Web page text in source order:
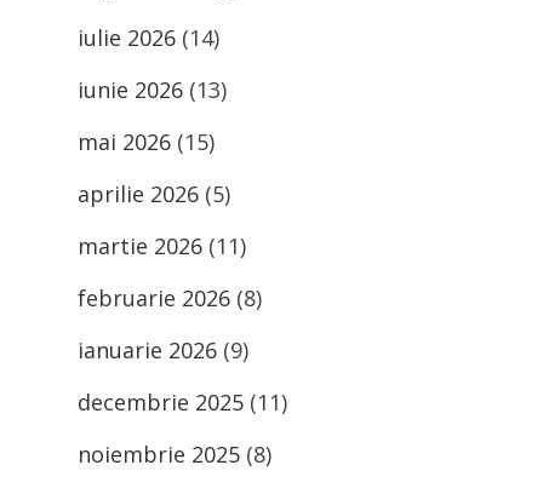
iulie 2026 (14)
iunie 2026 (13)
mai 2026 (15)
aprilie 2026 (5)
martie 2026 (11)
februarie 2026 (8)
ianuarie 2026 (9)
decembrie 2025 (11)
noiembrie 2025 (8)